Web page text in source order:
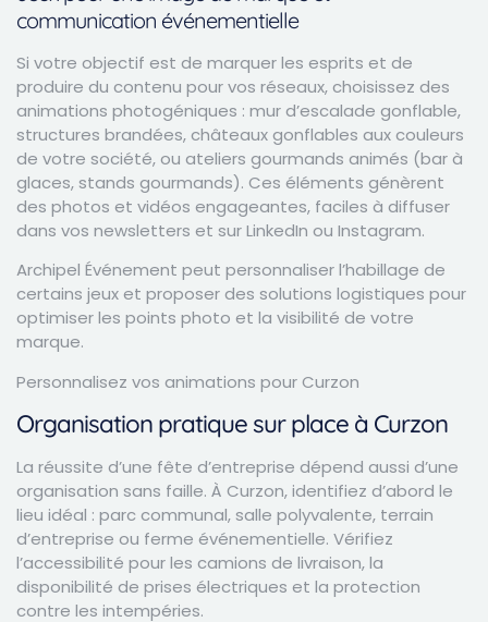
communication événementielle
Si votre objectif est de marquer les esprits et de
produire du contenu pour vos réseaux, choisissez des
animations photogéniques : mur d’escalade gonflable,
structures brandées, châteaux gonflables aux couleurs
de votre société, ou ateliers gourmands animés (bar à
glaces, stands gourmands). Ces éléments génèrent
des photos et vidéos engageantes, faciles à diffuser
dans vos newsletters et sur LinkedIn ou Instagram.
Archipel Événement peut personnaliser l’habillage de
certains jeux et proposer des solutions logistiques pour
optimiser les points photo et la visibilité de votre
marque.
Personnalisez vos animations pour Curzon
Organisation pratique sur place à Curzon
La réussite d’une fête d’entreprise dépend aussi d’une
organisation sans faille. À Curzon, identifiez d’abord le
lieu idéal : parc communal, salle polyvalente, terrain
d’entreprise ou ferme événementielle. Vérifiez
l’accessibilité pour les camions de livraison, la
disponibilité de prises électriques et la protection
contre les intempéries.